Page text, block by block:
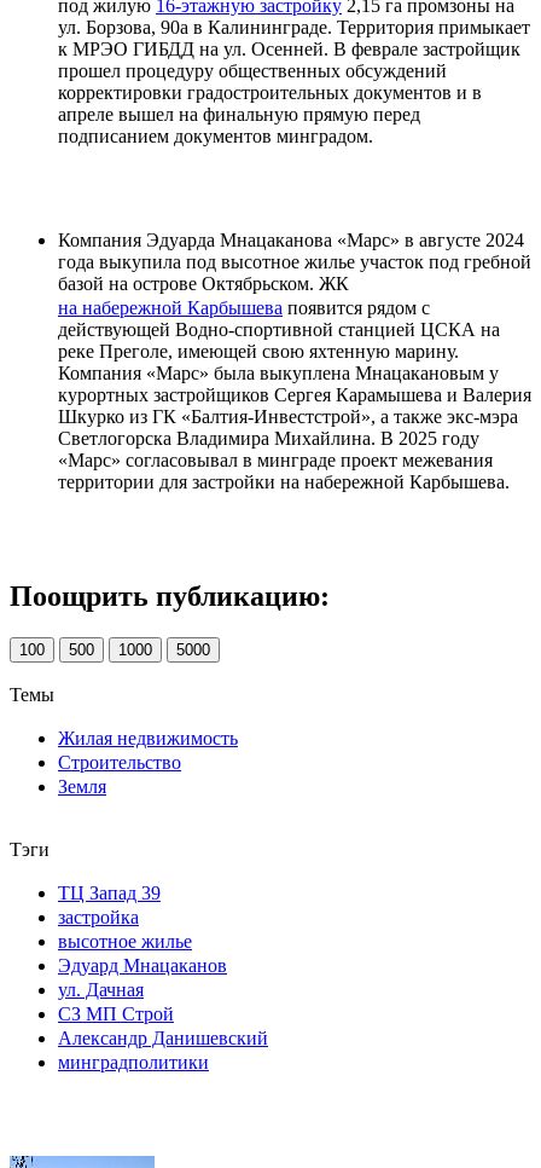
под жилую 16-этажную застройку 2,15 га промзоны на
ул. Борзова, 90а в Калининграде. Территория примыкает
к МРЭО ГИБДД на ул. Осенней. В феврале застройщик
прошел процедуру общественных обсуждений
корректировки градостроительных документов и в
апреле вышел на финальную прямую перед
подписанием документов минградом.
Компания Эдуарда Мнацаканова «Марс» в августе 2024
года выкупила под высотное жилье участок под гребной
базой на острове Октябрьском. ЖК
на набережной Карбышева появится рядом с
действующей Водно-спортивной станцией ЦСКА на
реке Преголе, имеющей свою яхтенную марину.
Компания «Марс» была выкуплена Мнацакановым у
курортных застройщиков Сергея Карамышева и Валерия
Шкурко из ГК «Балтия-Инвестстрой», а также экс-мэра
Светлогорска Владимира Михайлина. В 2025 году
«Марс» согласовывал в минграде проект межевания
территории для застройки на набережной Карбышева.
Поощрить публикацию:
100 500 1000 5000
Темы
Жилая недвижимость
Строительство
Земля
Тэги
ТЦ Запад 39
застройка
высотное жилье
Эдуард Мнацаканов
ул. Дачная
СЗ МП Строй
Александр Данишевский
минградполитики